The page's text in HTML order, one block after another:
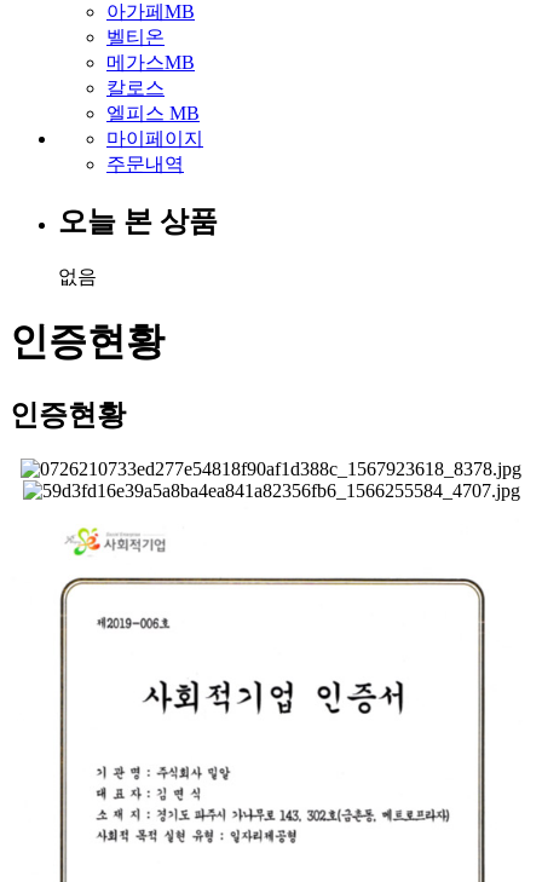
아가페MB
벨티온
메가스MB
칼로스
엘피스 MB
마이페이지
주문내역
오늘 본 상품
없음
인증현황
인증현황